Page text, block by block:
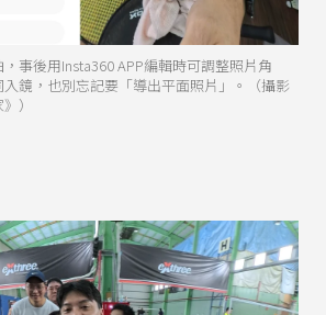
事後用Insta360 APP編輯時可調整照片角
鏡，也別忘記要「導出平面照片」。（攝影
）